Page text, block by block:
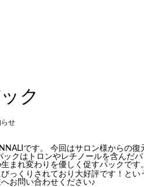
ク
らせ
です。 今回はサロン様からの
ックはトロンやレチノールを含んだ
まれ変わりを優しく促すパックで
っくりされており大好評です！とい
へお問い合わせください♪